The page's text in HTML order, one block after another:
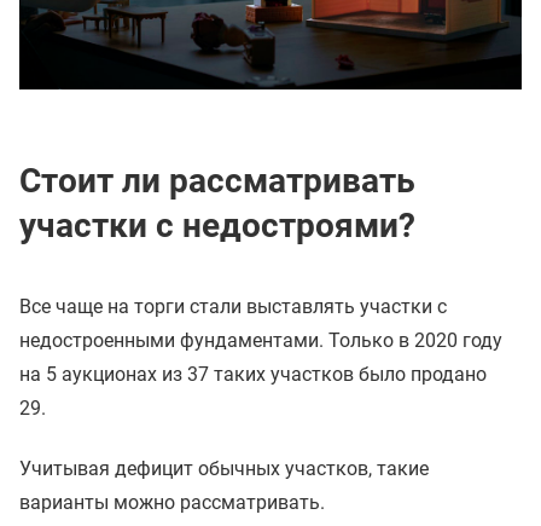
Стоит ли рассматривать
участки с недостроями?
Все чаще на торги стали выставлять участки с
недостроенными фундаментами. Только в 2020 году
на 5 аукционах из 37 таких участков было продано
29.
Учитывая дефицит обычных участков, такие
варианты можно рассматривать.